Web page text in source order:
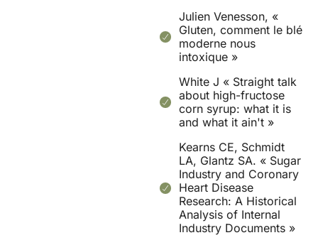
Julien Venesson, «
Gluten, comment le blé
moderne nous
intoxique »
White J « Straight talk
about high-fructose
corn syrup: what it is
and what it ain't »
Kearns CE, Schmidt
LA, Glantz SA. « Sugar
Industry and Coronary
Heart Disease
Research: A Historical
Analysis of Internal
Industry Documents »